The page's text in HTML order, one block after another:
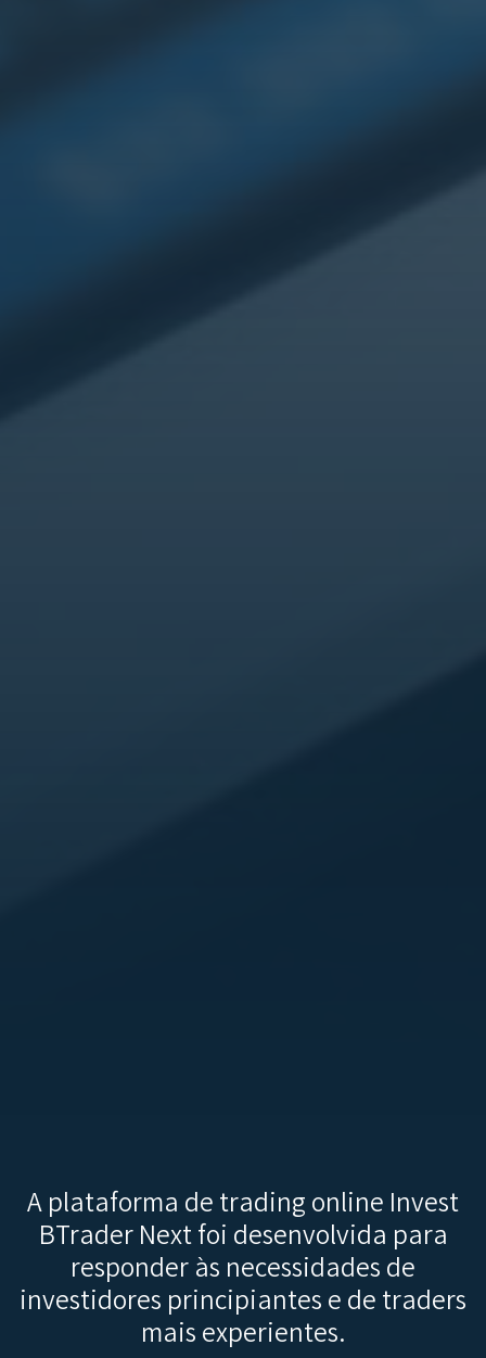
A plataforma de trading online Invest
BTrader Next foi desenvolvida para
responder às necessidades de
investidores principiantes e de traders
mais experientes.